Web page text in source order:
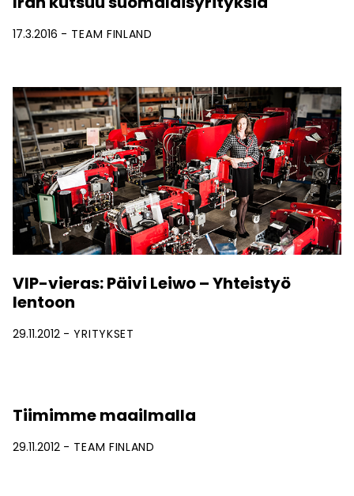
17.3.2016 TEAM FINLAND
VIP-vieras: Päivi Leiwo – Yhteistyö
lentoon
29.11.2012 YRITYKSET
Tiimimme maailmalla
29.11.2012 TEAM FINLAND